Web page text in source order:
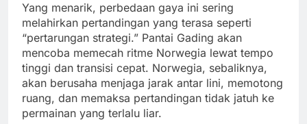
Yang menarik, perbedaan gaya ini sering
melahirkan pertandingan yang terasa seperti
“pertarungan strategi.” Pantai Gading akan
mencoba memecah ritme Norwegia lewat tempo
tinggi dan transisi cepat. Norwegia, sebaliknya,
akan berusaha menjaga jarak antar lini, memotong
ruang, dan memaksa pertandingan tidak jatuh ke
permainan yang terlalu liar.